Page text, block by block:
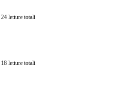
24 letture totali
18 letture totali